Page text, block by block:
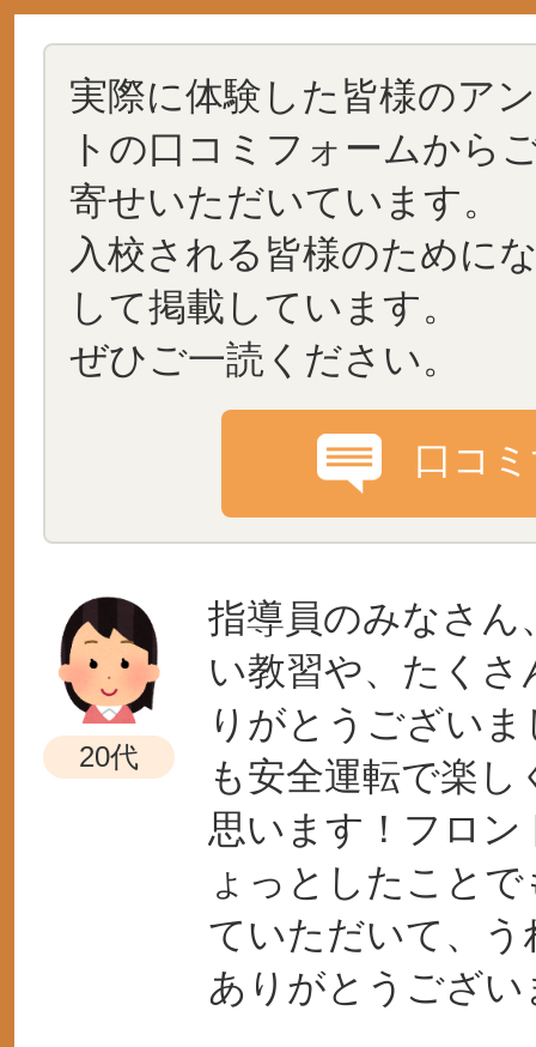
実際に体験した皆様のア
トの口コミフォームから
寄せいただいています。
入校される皆様のために
して掲載しています。
ぜひご一読ください。
口コ
20代
指導員のみなさ
い教習や、たく
りがとうござい
も安全運転で楽
思います！フロ
ょっとしたこと
ていただいて、
ありがとうござい